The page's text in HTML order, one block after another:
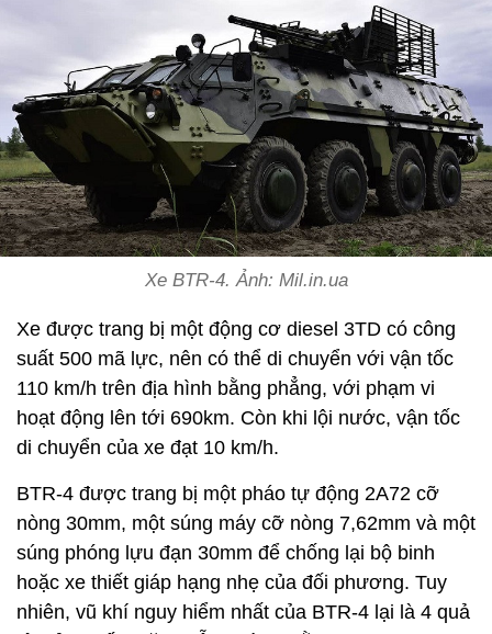
Xe BTR-4. Ảnh: Mil.in.ua
Xe được trang bị một động cơ diesel 3TD có công
suất 500 mã lực, nên có thể di chuyển với vận tốc
110 km/h trên địa hình bằng phẳng, với phạm vi
hoạt động lên tới 690km. Còn khi lội nước, vận tốc
di chuyển của xe đạt 10 km/h.
BTR-4 được trang bị một pháo tự động 2A72 cỡ
nòng 30mm, một súng máy cỡ nòng 7,62mm và một
súng phóng lựu đạn 30mm để chống lại bộ binh
hoặc xe thiết giáp hạng nhẹ của đối phương. Tuy
nhiên, vũ khí nguy hiểm nhất của BTR-4 lại là 4 quả